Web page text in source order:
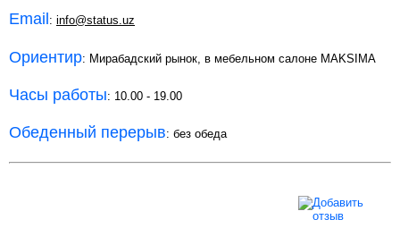
Email : info@status.uz
Ориентир: Мирабадский рынок, в мебельном салоне MAKSIMA
Часы работы: 10.00 - 19.00
Обеденный перерыв: без обеда